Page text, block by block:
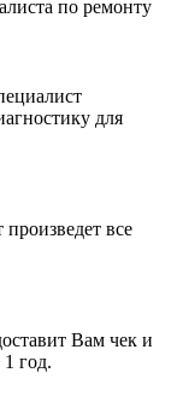
по ремонту
для
все
Вам чек и
год.